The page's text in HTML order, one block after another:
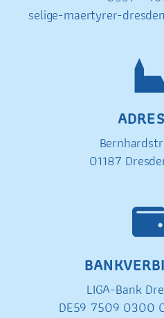
selige-maertyrer-
01187
LIGA-Bank
DE59 7509 0300